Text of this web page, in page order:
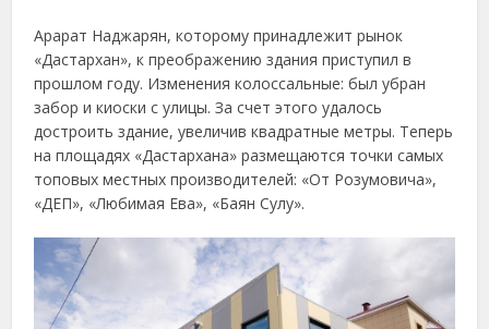
Арарат Наджарян, которому принадлежит рынок
«Дастархан», к преображению здания приступил в
прошлом году. Изменения колоссальные: был убран
забор и киоски с улицы. За счет этого удалось
достроить здание, увеличив квадратные метры. Теперь
на площадях «Дастархана» размещаются точки самых
топовых местных производителей: «От Розумовича»,
«ДЕП», «Любимая Ева», «Баян Сулу».